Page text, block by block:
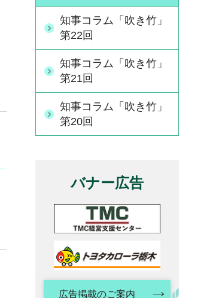
知事コラム「吹き竹」
第22回
知事コラム「吹き竹」
第21回
知事コラム「吹き竹」
第20回
バナー広告
広告掲載のご案内